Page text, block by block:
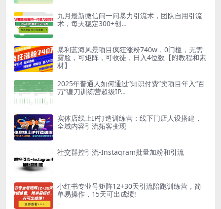
九月最新微信问一问暴力引流术，团队自用引流
术，每天稳定300+创…
暴利蓝海风景项目疯狂涨粉740w，0门槛，无需
露脸，可矩阵，可收徒，日入4位数【附教程和素
材】
2025年普通人如何通过“知识付费”卖项目年入“百
万”镰刀训练营超级IP…
实体店线上IP打造训练营：线下门店人设搭建，
全域内容引流拓客变现
社交群控引流-Instagram批量加粉和引流
小红书专业号矩阵12+30天引流陪跑训练营，简
单易操作，15天可出成绩!